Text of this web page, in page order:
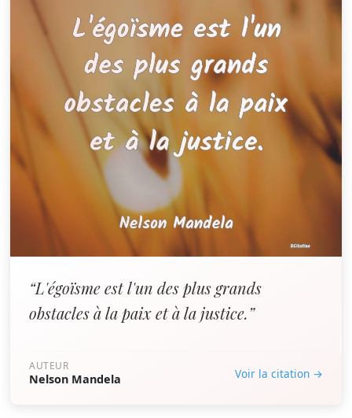
“L'égoïsme est l'un des plus grands
obstacles à la paix et à la justice.”
AUTEUR
Nelson Mandela Voir la citation →